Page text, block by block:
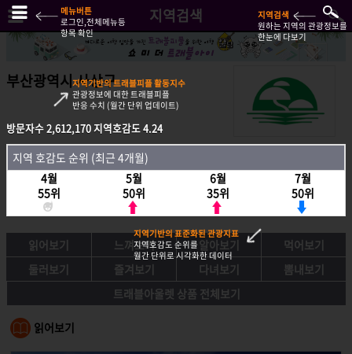
지역검색
부산광역시 사상구
방문자수2,612,170지역호감도4.24
지역호감도 순위 (최근 4개월)
4월
55위
5월
50위
6월
35위
7월
50위
읽어보기 느껴보기 알아보기
먹어보기
둘러보기
즐겨보기 다녀보기
뽐내보기
트래블아울렛 상품 전체보기
읽어보기
방문자수2,612,170지역호감도4.24
지역 호감도 순위 (최근 4개월)
4월
55위
5월
50위
6월
35위
7월
50위
메뉴버튼
로그인,전체메뉴등
항목 확인
지역검색
원하는 지역의 관광정보를
한눈에 다보기
지역기반의 트래블피플 활동지수
관광정보에 대한 트래블피플
반응 수치 (월간 단위 업데이트)
지역기반의 표준화된 관광지표
지역호감도 순위를
월간 단위로 시각화한 데이터